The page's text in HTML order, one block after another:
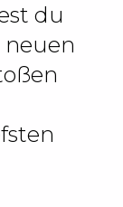
du
neuen